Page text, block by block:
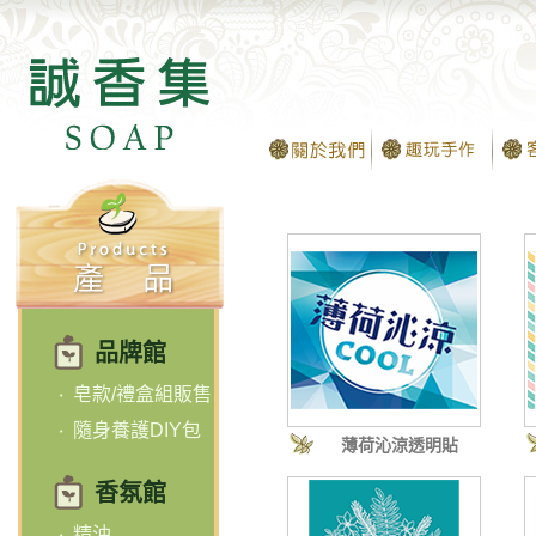
品牌館
皂款/禮盒組販售
隨身養護DIY包
香氛館
薄荷沁涼透明貼